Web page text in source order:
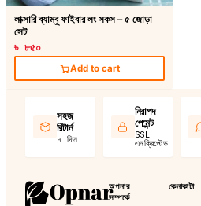
লাক্সারি ব্যাম্বু ফাইবার লং সকস – ৫ জোড়া
সেট
৳ ৮৫০
Add to cart
সহজ
রিটার্ন
৭ দিন
নিরাপদ
পেমেন্ট
SSL
এনক্রিপ্টেড
অপনার
সম্পর্কে
কেনাকাটা